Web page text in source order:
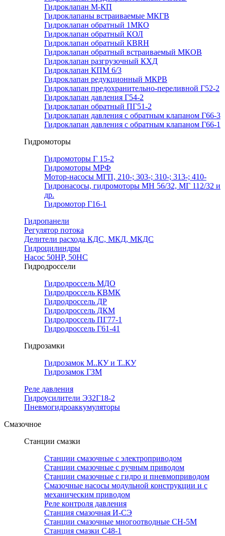
Гидроклапан М-КП
Гидроклапаны встраиваемые МКГВ
Гидроклапан обратный 1МКО
Гидроклапан обратный КОЛ
Гидроклапан обратный КВRН
Гидроклапан обратный встраиваемый МКОВ
Гидроклапан разгрузочный КХД
Гидроклапан КПМ 6/3
Гидроклапан редукционный МКРВ
Гидроклапан предохранительно-переливной Г52-2
Гидроклапан давления Г54-2
Гидроклапан обратный ПГ51-2
Гидроклапан давления с обратным клапаном Г66-3
Гидроклапан давления с обратным клапаном Г66-1
Гидромоторы
Гидромоторы Г 15-2
Гидромоторы МРФ
Мотор-насосы МГП, 210-; 303-; 310-; 313-; 410-
Гидронасосы, гидромоторы МН 56/32, МГ 112/32 и
др.
Гидромотор Г16-1
Гидропанели
Регулятор потока
Делители расхода КДС, МКД, МКДС
Гидроцилиндры
Насос 50НР, 50НС
Гидродроссели
Гидродроссель МДО
Гидродроссель КВМК
Гидродроссель ДР
Гидродроссель ДКМ
Гидродроссель ПГ77-1
Гидродроссель Г61-41
Гидрозамки
Гидрозамок М..КУ и Т..КУ
Гидрозамок ГЗМ
Реле давления
Гидроусилители Э32Г18-2
Пневмогидроаккумуляторы
Смазочное
Станции смазки
Станции смазочные с электроприводом
Станции смазочные с ручным приводом
Станции смазочные с гидро и пневмоприводом
Смазочные насосы модульной конструкции и с
механическим приводом
Реле контроля давления
Станция смазочная И-СЭ
Станции смазочные многоотводные СН-5М
Станция смазки С48-1